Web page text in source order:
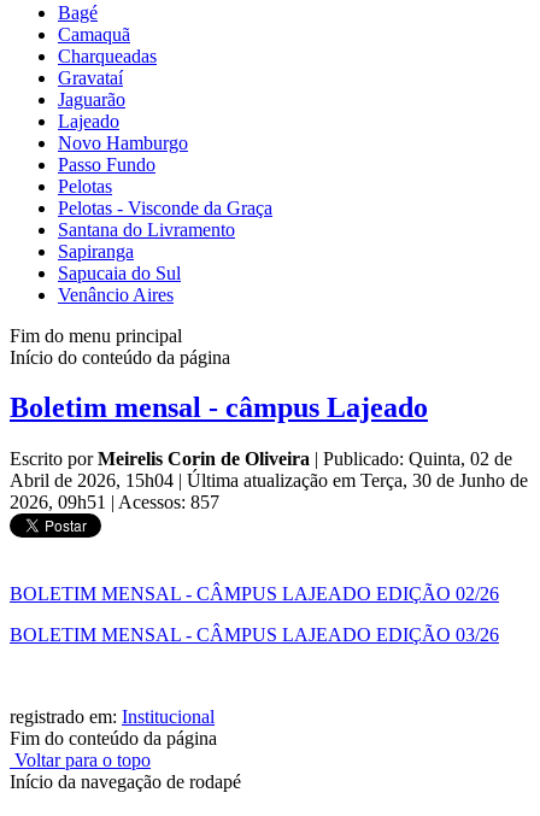
Bagé
Camaquã
Charqueadas
Gravataí
Jaguarão
Lajeado
Novo Hamburgo
Passo Fundo
Pelotas
Pelotas - Visconde da Graça
Santana do Livramento
Sapiranga
Sapucaia do Sul
Venâncio Aires
Fim do menu principal
Início do conteúdo da página
Boletim mensal - câmpus Lajeado
Escrito porMeirelis Corin de Oliveira | Publicado: Quinta, 02 de
Abril de 2026, 15h04 | Última atualização em Terça, 30 de Junho de
2026, 09h51 | Acessos: 857
BOLETIM MENSAL - CÂMPUS LAJEADO EDIÇÃO 02/26
BOLETIM MENSAL - CÂMPUS LAJEADO EDIÇÃO 03/26
registrado em: Institucional
Fim do conteúdo da página
Voltar para o topo
Início da navegação de rodapé